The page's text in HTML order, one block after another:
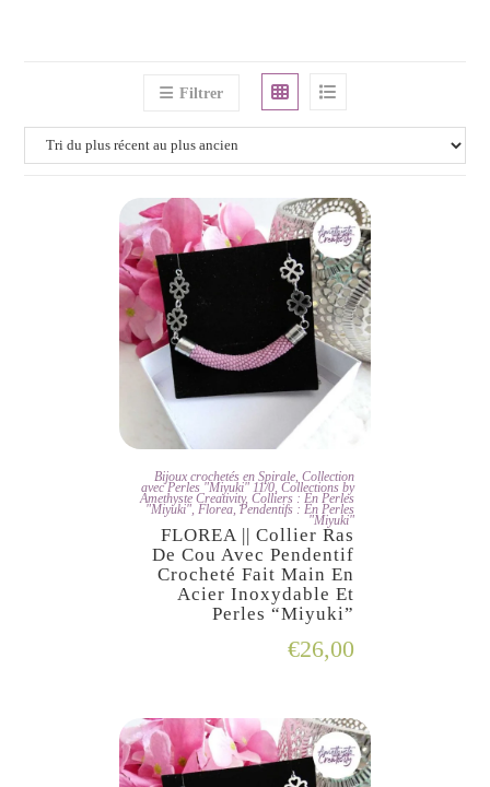
Filtrer
JE L'ADOPTE
Bijoux crochetés en Spirale Collection
avec Perles "Miyuki" 11/0 Collections by
Amethyste Creativity, Colliers : En Perles
"Miyuki" Florea Pendentifs : En Perles
"Miyuki"
FLOREA || Collier Ras
De Cou Avec Pendentif
Crocheté Fait Main En
Acier Inoxydable Et
Perles “Miyuki”
€26,00